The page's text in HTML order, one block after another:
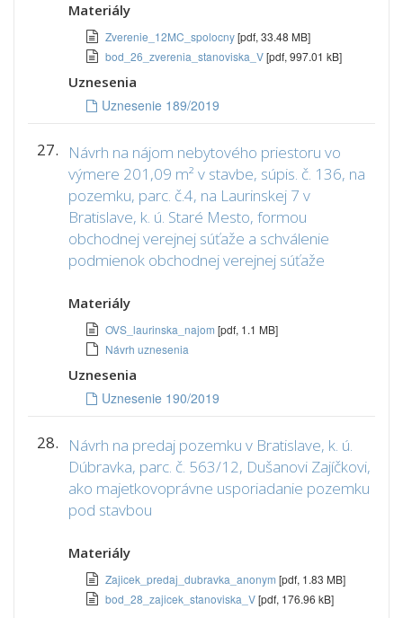
Materiály
Zverenie_12MC_spolocny[pdf, 33.48 MB]
bod_26_zverenia_stanoviska_V[pdf, 997.01 kB]
Uznesenia
Uznesenie 189/2019
27.
Návrh na nájom nebytového priestoru vo
výmere 201,09 m² v stavbe, súpis. č. 136, na
pozemku, parc. č.4, na Laurinskej 7 v
Bratislave, k. ú. Staré Mesto, formou
obchodnej verejnej súťaže a schválenie
podmienok obchodnej verejnej súťaže
Materiály
OVS_laurinska_najom [pdf, 1.1 MB]
Návrh uznesenia
Uznesenia
Uznesenie 190/2019
28.
Návrh na predaj pozemku v Bratislave, k. ú.
Dúbravka, parc. č. 563/12, Dušanovi Zajíčkovi,
ako majetkovoprávne usporiadanie pozemku
pod stavbou
Materiály
Zajicek_predaj_dubravka_anonym [pdf, 1.83 MB]
bod_28_zajicek_stanoviska_V[pdf, 176.96 kB]